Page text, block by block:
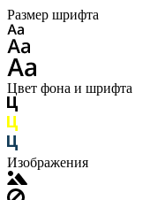
Размер шрифта
Цвет фона и шрифта
Изображения